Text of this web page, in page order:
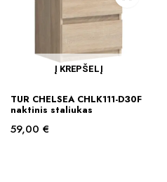
Į KREPŠELĮ
TUR CHELSEA CHLK111-D30F
naktinis staliukas
59,00 €